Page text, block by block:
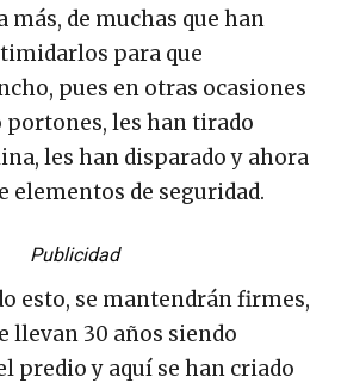
más, de muchas que han
para que
pues en otras ocasiones
portones, les han tirado
les han disparado y ahora
de seguridad.
Publicidad
esto, se mantendrán firmes,
llevan 30 años siendo
predio y aquí se han criado